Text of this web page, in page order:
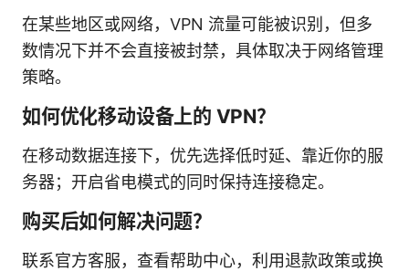
在某些地区或网络，VPN 流量可能被识别，但多
数情况下并不会直接被封禁，具体取决于网络管理
策略。
如何优化移动设备上的 VPN？
在移动数据连接下，优先选择低时延、靠近你的服
务器；开启省电模式的同时保持连接稳定。
购买后如何解决问题？
联系官方客服，查看帮助中心，利用退款政策或换